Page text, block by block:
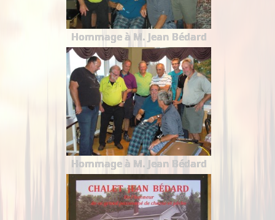
Hommage à M. Jean Bédard
Hommage à M. Jean Bédard